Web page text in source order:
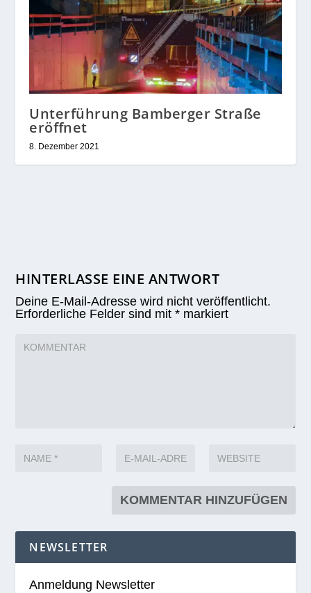
Unterführung Bamberger Straße
eröffnet
8. Dezember 2021
HINTERLASSE EINE ANTWORT
Deine E-Mail-Adresse wird nicht veröffentlicht.
Erforderliche Felder sind mit* markiert
NEWSLETTER
Anmeldung Newsletter